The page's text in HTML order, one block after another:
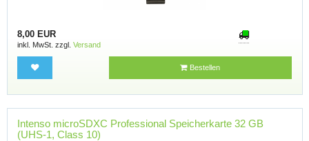
8,00 EUR
inkl. MwSt. zzgl. Versand
Bestellen
Intenso microSDXC Professional Speicherkarte 32 GB
(UHS-1, Class 10)